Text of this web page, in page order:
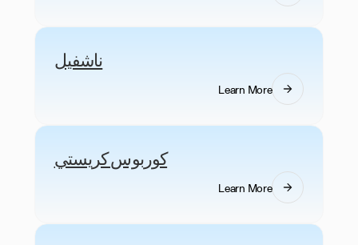
ناشفيل
Learn More
كوربوس كريستي
Learn More